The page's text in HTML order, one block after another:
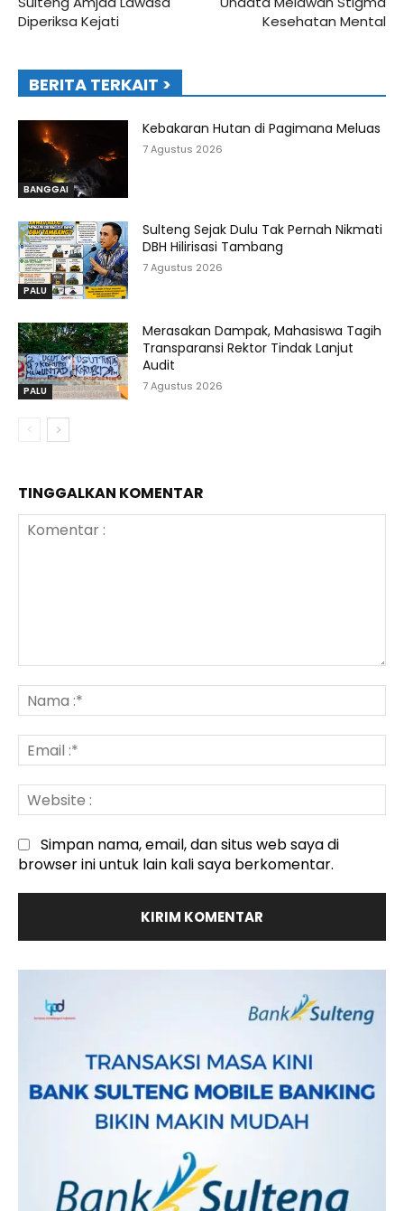
Diperiksa Kejati
Kesehatan Mental
BERITA TERKAIT >
BANGGAI
Kebakaran Hutan di Pagimana Meluas
7 Agustus 2026
PALU
Sulteng Sejak Dulu Tak Pernah Nikmati
DBH Hilirisasi Tambang
7 Agustus 2026
PALU
Merasakan Dampak, Mahasiswa Tagih
Transparansi Rektor Tindak Lanjut
Audit
7 Agustus 2026
TINGGALKAN KOMENTAR
:*
:*
:
Simpan nama, email, dan situs web saya di
browser ini untuk lain kali saya berkomentar.